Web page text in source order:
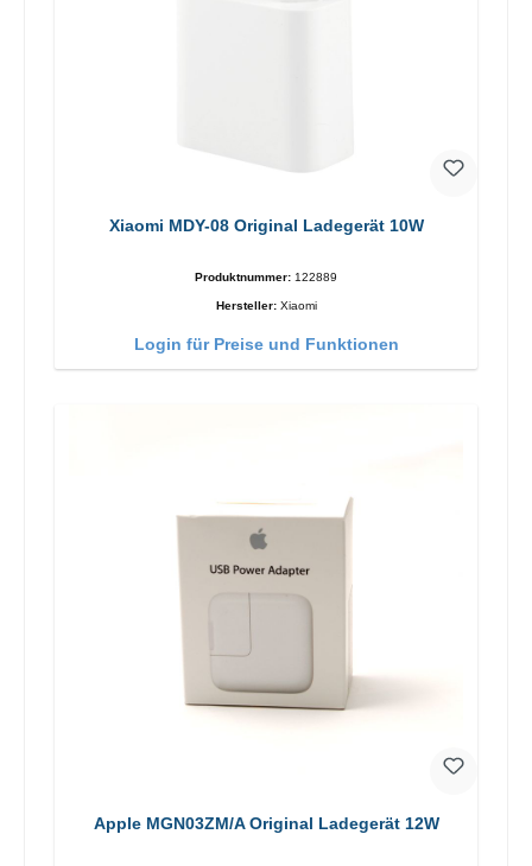
Xiaomi MDY-08 Original Ladegerät 10W
Produktnummer: 122889
Hersteller: Xiaomi
Login für Preise und Funktionen
Apple MGN03ZM/A Original Ladegerät 12W